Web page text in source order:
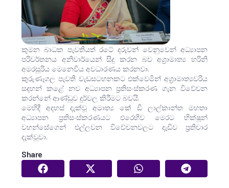
කුමන බාධක පැවතියත් රටේ දරුවන් වෙනුවෙන් අධ්‍යාපන
පරිවර්තනය අනිවාර්යෙන් සිදු කරන බව අග්‍රාමාත්‍ය හරිනි
අමරසූරිය මෙනෙවිය අවධාරණය කරනවා.
කුරුණෑගල පැවති වැඩසටහනකට එක්වෙමින් අග්‍රාමාත්‍යවරිය
සදහන් කළේ නව අධ්‍යාපන ප්‍රතිසංස්කරණ ගැන විවේචන
කරන්නේ ආණ්ඩුව දුර්වල කිරීමට බවයි.
මෙහිදී අදහස් දැක්වූ අමාත්‍ය කේ ඩී ලාල්කාන්ත මහතා
අධ්‍යාපන ප්‍රතිසංස්කරණයට එරෙහිව මෙරට භික්ෂූන්
වහන්සේගෙන් එල්ලවන විවේචනවලට දැඩිව ප්‍රතිචාර
දැක්වූවා.
Share